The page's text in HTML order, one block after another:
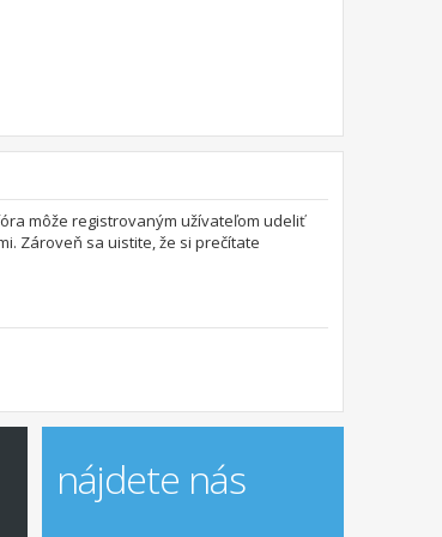
môže registrovaným užívateľom udeliť
Zároveň sa uistite, že si prečítate
nájdete nás